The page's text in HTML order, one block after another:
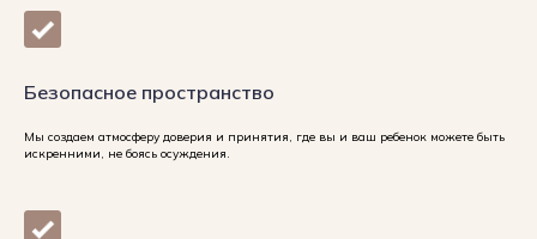
Безопасное пространство
Мы создаем атмосферу доверия и принятия, где вы и ваш ребенок можете быть
искренними, не боясь осуждения.